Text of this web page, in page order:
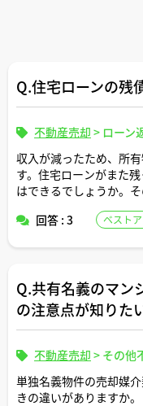
売却デメリットは、資
としての保有
口減少リスク、地政学
賃貸はいろいろと考え
しつつローン返済が出
は魅力に感じておりま
Q.住宅ローンの残
不動産売却 > ローン
収入が減ったため、所
す。住宅ローンがまた
はできるでしょうか。
回答 : 3
ベスト
Q.共有名義のマン
の注意点が知りた
不動産売却 > その他
単独名義物件の売却媒
きの違いがありますか。